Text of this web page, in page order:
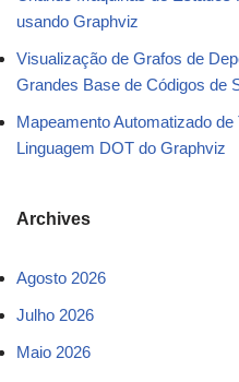
usando Graphviz
Visualização de Grafos de
Grandes Base de Códigos de
Mapeamento Automatizado
Linguagem DOT do Graphviz
Archives
Agosto 2026
Julho 2026
Maio 2026